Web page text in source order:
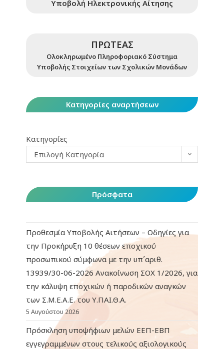
Υποβολή Ηλεκτρονικής Αίτησης
ΠΡΩΤΕΑΣ
Ολοκληρωμένο Πληροφοριακό Σύστημα
Υποβολής Στοιχείων των Σχολικών Μονάδων
Κατηγορίες αναρτήσεων
Κατηγορίες
Επιλογή Κατηγορία
Πρόσφατα
Προθεσμία Υποβολής Αιτήσεων – Οδηγίες για
την Προκήρυξη 10 θέσεων εποχικού
προσωπικού σύμφωνα με την υπ΄αριθ.
13939/30-06-2026 Ανακοίνωση ΣΟΧ 1/2026, για
την κάλυψη εποχικών ή παροδικών αναγκών
των Σ.Μ.Ε.Α.Ε. του Υ.ΠΑΙ.Θ.Α.
5 Αυγούστου 2026
Πρόσκληση υποψήφιων μελών ΕΕΠ-ΕΒΠ
εγγεγραμμένων στους τελικούς αξιολογικούς